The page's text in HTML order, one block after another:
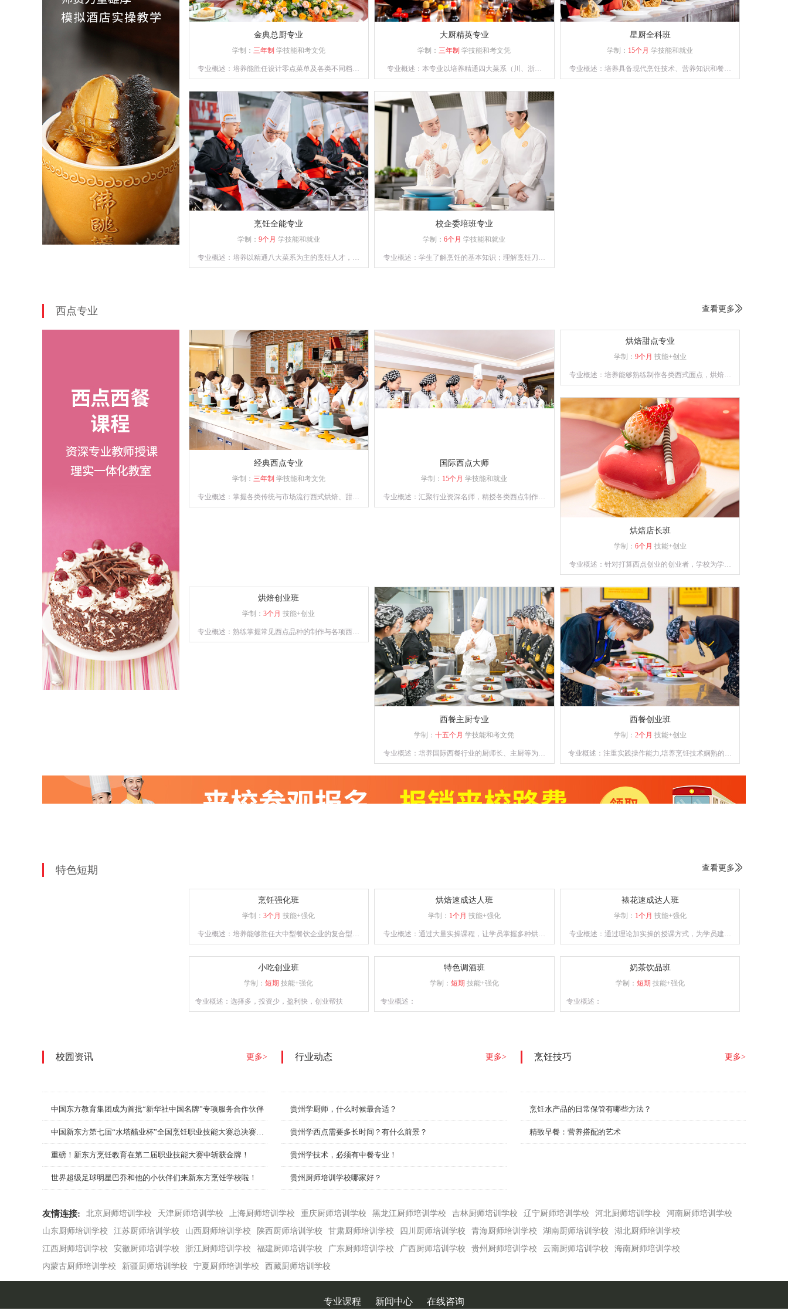
金典总厨专业
学制： 三年制 学技能和考文凭
专业概述：培养能胜任设计零点菜单及各类不同档次
识并具备独立创业、创新能力强的综合型人才。
大厨精英专业
学制：三年制 学技能和考文凭
专业概述：本专业以培养精通四大菜系（川、浙、
经营、善管理，并具备创业能力的人才为目标。
星厨全科班
学制： 15个月 学技能和就业
专业概述：培养具备现代烹饪技术、营养知识和餐饮
烹饪全能专业
学制： 9个月 学技能和就业
专业概述：培养以精通八大菜系为主的烹饪人才，熟
校企委培班专业
学制：6个月 学技能和就业
专业概述：学生了解烹饪的基本知识；理解烹饪刀功
理。
西点专业 查看更多 
经典西点专业
学制： 三年制 学技能和考文凭
专业概述：掌握各类传统与市场流行西式烘焙、甜点
国际西点大师
学制： 15个月 学技能和就业
专业概述：汇聚行业资深名师，精授各类西点制作工
烘焙甜点专业
学制： 9个月 技能+创业
专业概述：培养能够熟练制作各类西式面点，烘焙和
烘焙店长班
学制： 6个月 技能+创业
专业概述：针对打算西点创业的创业者，学校为学员
练掌握所学西点的配方以及制作工艺，让学员具备独
立创业能力。
烘焙创业班
学制：3个月 技能+创业
专业概述：熟练掌握常见西点品种的制作与各项西点
西餐主厨专业
学制：十五个月 学技能和考文凭
专业概述：培养国际西餐行业的厨师长、主厨等为目
味菜肴创新技能。
西餐创业班
学制： 2个月 技能+创业
专业概述：注重实践操作能力,培养烹饪技术娴熟的烹
特色短期 查看更多 
烹饪强化班
学制：3个月 技能+强化
专业概述：培养能够胜任大中型餐饮企业的复合型人
重实操训练，以确保学员能够熟练掌握烹饪技巧。
烘焙速成达人班
学制： 1个月 技能+强化
专业概述：通过大量实操课程，让学员掌握多种烘焙
裱花速成达人班
学制： 1个月 技能+强化
专业概述：通过理论加实操的授课方式，为学员建立
小吃创业班
学制：短期 技能+强化
专业概述：选择多，投资少，盈利快，创业帮扶
特色调酒班
学制： 短期 技能+强化
专业概述：
奶茶饮品班
学制： 短期 技能+强化
专业概述：
校园资讯 更多>
中国东方教育集团成为首批“新华社中国名牌”专项服务合作伙伴
中国新东方第七届“水塔醋业杯”全国烹饪职业技能大赛总决赛圆满举行！
重磅！新东方烹饪教育在第二届职业技能大赛中斩获金牌！
世界超级足球明星巴乔和他的小伙伴们来新东方烹饪学校啦！
行业动态 更多>
贵州学厨师，什么时候最合适？
贵州学西点需要多长时间？有什么前景？
贵州学技术，必须有中餐专业！
贵州厨师培训学校哪家好？
烹饪技巧 更多>
烹饪水产品的日常保管有哪些方法？
精致早餐：营养搭配的艺术
友情连接: 北京厨师培训学校 天津厨师培训学校 上海厨师培训学校 重庆厨师培训学校 黑龙江厨师培训学校 吉林厨师培训学校 辽宁厨师培训学校 河北厨师培训学校
河南厨师培训学校
山东厨师培训学校
江苏厨师培训学校 山西厨师培训学校 陕西厨师培训学校 甘肃厨师培训学校 四川厨师培训学校 青海厨师培训学校 湖南厨师培训学校
湖北厨师培训学校
江西厨师培训学校
安徽厨师培训学校 浙江厨师培训学校 福建厨师培训学校 广东厨师培训学校 广西厨师培训学校 贵州厨师培训学校 云南厨师培训学校
海南厨师培训学校
内蒙古厨师培训学校
新疆厨师培训学校 宁夏厨师培训学校 西藏厨师培训学校
专业课程 新闻中心 在线咨询